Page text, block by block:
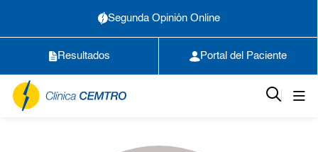
Segunda Opinión Online
Resultados Portal del Paciente